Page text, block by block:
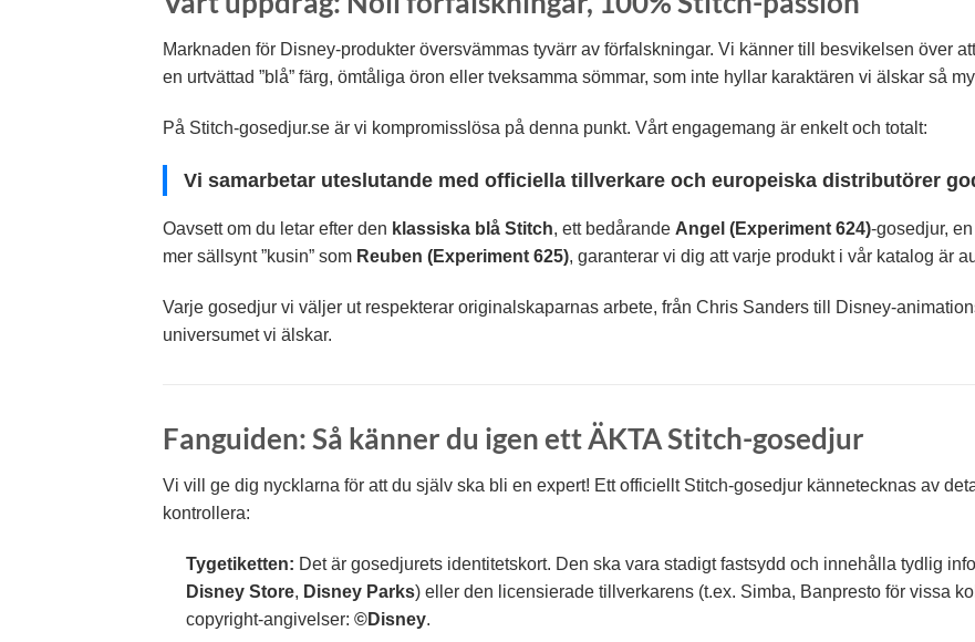
Marknaden för Disney-produkter översvämmas tyvärr av förfalskningar. Vi känner till besvikelsen över
en urtvättad ”blå” färg, ömtåliga öron eller tveksamma sömmar, som inte hyllar karaktären vi älskar så
På Stitch-gosedjur.se är vi kompromisslösa på denna punkt. Vårt engagemang är enkelt och totalt:
Vi samarbetar uteslutande med officiella tillverkare och europeiska distributörer
Oavsett om du letar efter den klassiska blå Stitch, ett bedårande Angel (Experiment 624)-gosedjur,
mer sällsynt ”kusin” som Reuben (Experiment 625), garanterar vi dig att varje produkt i vår katalog är
Varje gosedjur vi väljer ut respekterar originalskaparnas arbete, från Chris Sanders till Disney-
universumet vi älskar.
Fanguiden: Så känner du igen ett ÄKTA Stitch-gosedjur
Vi vill ge dig nycklarna för att du själv ska bli en expert! Ett officiellt Stitch-gosedjur kännetecknas av
kontrollera:
Tygetiketten: Det är gosedjurets identitetskort. Den ska vara stadigt fastsydd och innehålla tydlig
Disney Store, Disney Parks) eller den licensierade tillverkarens (t.ex. Simba, Banpresto för vissa
copyright-angivelser: ©Disney.